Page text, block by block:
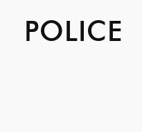
POLICE